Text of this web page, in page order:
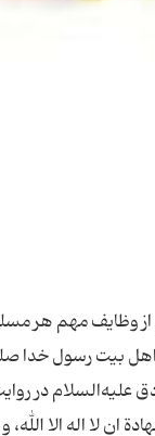
وظایف مهم هر
رسول خدا
در
لا اله الا الله،